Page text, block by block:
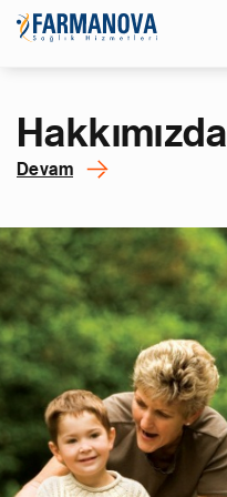
Hakkımızda
Devam